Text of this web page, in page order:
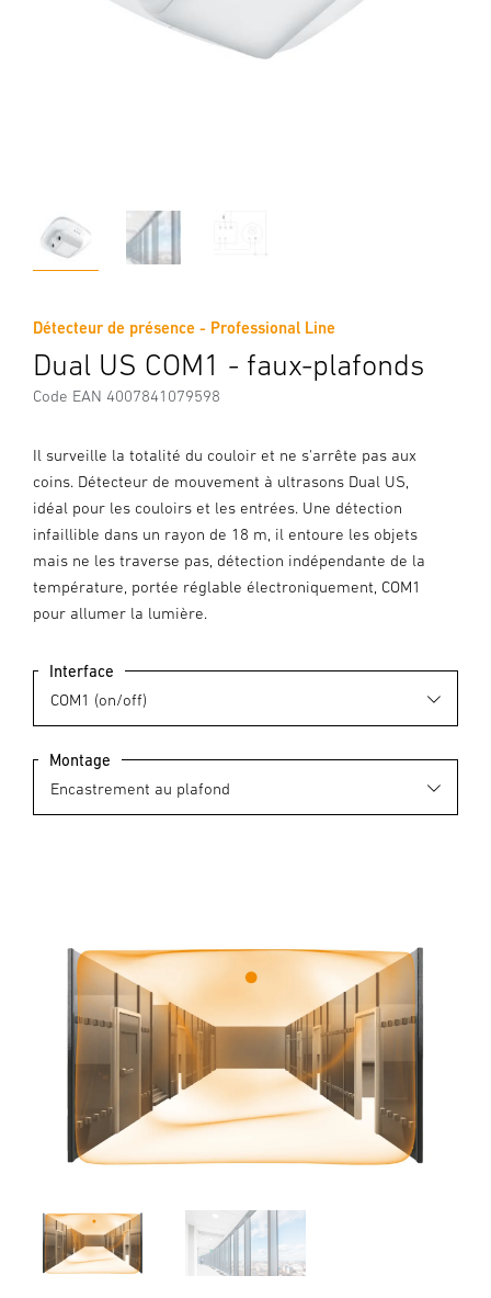
Détecteur de présence - Professional Line
Dual US COM1 - faux-plafonds
Code EAN 4007841079598
Il surveille la totalité du couloir et ne s'arrête pas aux
coins. Détecteur de mouvement à ultrasons Dual US,
idéal pour les couloirs et les entrées. Une détection
infaillible dans un rayon de 18 m, il entoure les objets
mais ne les traverse pas, détection indépendante de la
température, portée réglable électroniquement, COM1
pour allumer la lumière.
Interface
Montage